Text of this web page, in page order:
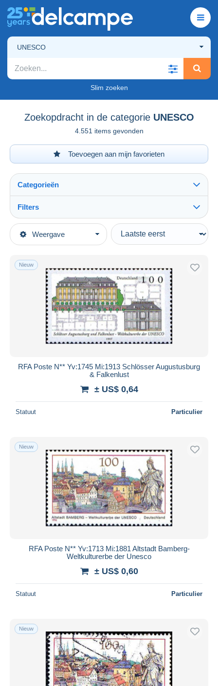
UNESCO
Slim zoeken
Zoekopdracht in de categorie UNESCO
4.551 items gevonden
Toevoegen aan mijn favorieten
Weergave
Categorieën
Topcategorieën
Thema's
Organisaties
Internationale Organisaties
UNESCO
Filters
Type verkopen
Actief
Veiling met biedingen
Veilingen zonder biedingen
Veilinghuizen
Verkocht
Alle looptijden
Prijs
Gratis levering
Betaalmiddelen
PayPal
Bankoverschrijving
Visa
Mastercard
Maestro
Woonplaats van de verkoper
Toepassen
Nieuw
RFA Poste N** Yv:1745 Mi:1913 Schlösser Augustusburg
& Falkenlust
± US$ 0,64
Statuut Particulier
Nieuw
RFA Poste N** Yv:1713 Mi:1881 Altstadt Bamberg-
Weltkulturerbe der Unesco
± US$ 0,60
Statuut Particulier
Nieuw